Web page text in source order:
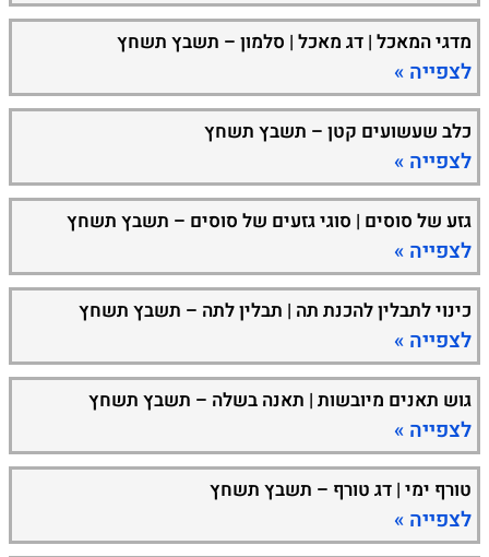
מדגי המאכל | דג מאכל | סלמון – תשבץ תשחץ
לצפייה »
כלב שעשועים קטן – תשבץ תשחץ
לצפייה »
גזע של סוסים | סוגי גזעים של סוסים – תשבץ תשחץ
לצפייה »
כינוי לתבלין להכנת תה | תבלין לתה – תשבץ תשחץ
לצפייה »
גוש תאנים מיובשות | תאנה בשלה – תשבץ תשחץ
לצפייה »
טורף ימי | דג טורף – תשבץ תשחץ
לצפייה »